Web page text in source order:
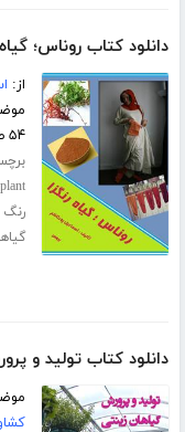
دانلود کتاب روناس؛ گیاه
از:
۵۴ صفحه
plant
رنگ
دانلود کتاب تولید و